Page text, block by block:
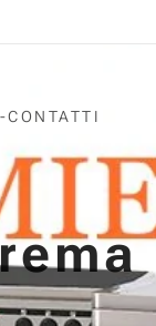
CONTATTI